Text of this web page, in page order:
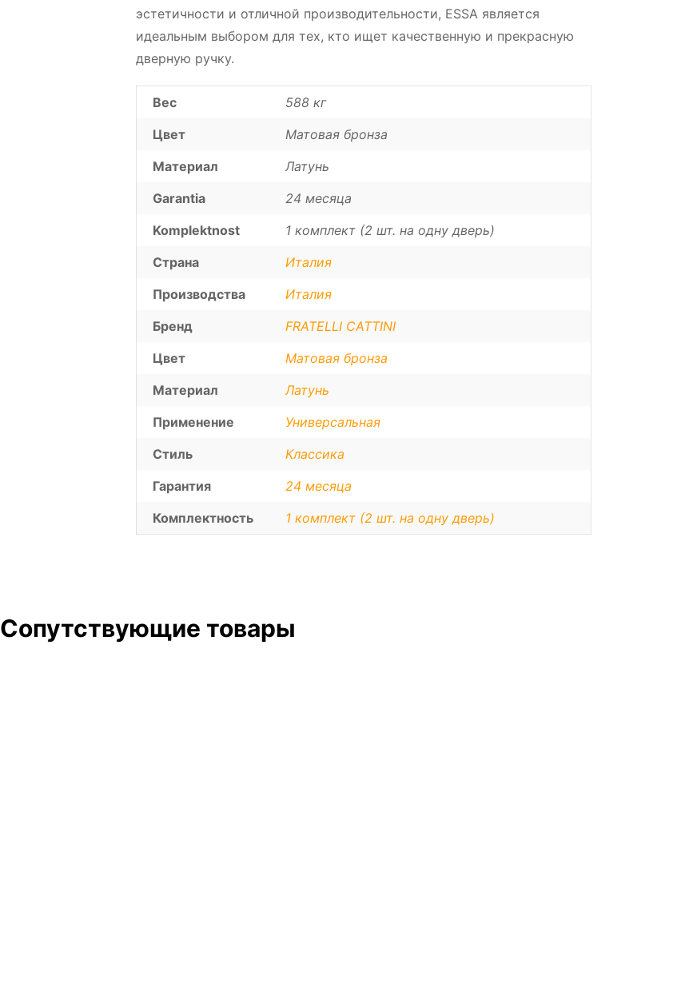
эстетичности и отличной производительности, ESSA является
идеальным выбором для тех, кто ищет качественную и прекрасную
дверную ручку.
Вес
588 кг
Цвет
Матовая бронза
Материал
Латунь
Garantia
24 месяца
Komplektnost
1 комплект (2 шт. на одну дверь)
Страна
Италия
Производства
Италия
Бренд
FRATELLI CATTINI
Цвет
Матовая бронза
Материал
Латунь
Применение
Универсальная
Стиль
Классика
Гарантия
24 месяца
Комплектность
1 комплект (2 шт. на одну дверь)
Сопутствующие товары